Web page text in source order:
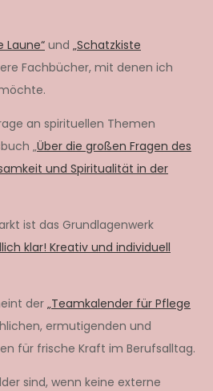
Laune“ und „Schatzkiste
Fachbücher, mit denen ich
an spirituellen Themen
„Über die großen Fragen des
und Spiritualität in der
ist das Grundlagenwerk
klar! Kreativ und individuell
der „Teamkalender für Pflege
ermutigenden und
für frische Kraft im Berufsalltag.
sind, wenn keine externe